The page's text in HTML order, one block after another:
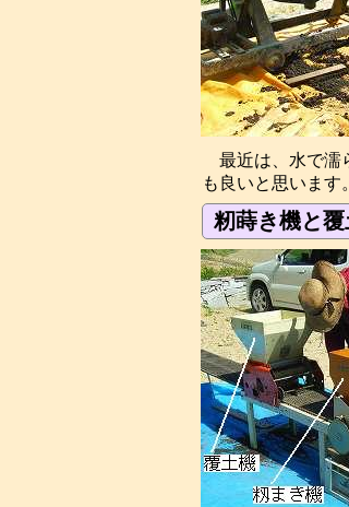
最近は、水で濡
も良いと思います。
籾蒔き機と